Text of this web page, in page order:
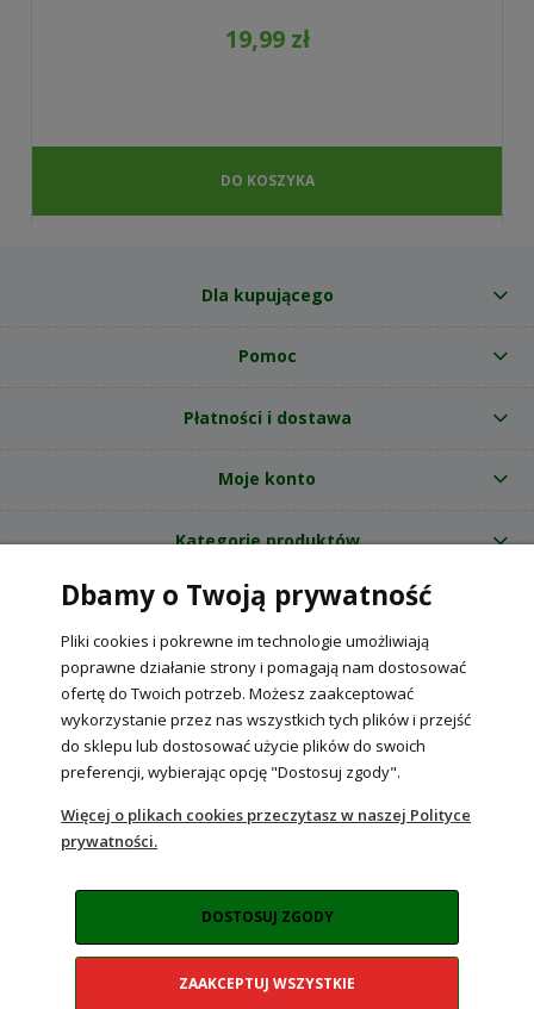
19,99 zł
DO KOSZYKA
Dla kupującego
Pomoc
Płatności i dostawa
Moje konto
Kategorie produktów
O nas
Internetowy sklep ogrodniczy z nasionami RajOgrodnika.pl
NIP: 6090037061, REGON: 260240470 | Czarnca, ul. Tęczowa 31, 29-100
Włoszczowa
POKAŻ PEŁNĄ WERSJĘ STRONY
Sklep internetowy Shoper Premium
Dbamy o Twoją prywatność
Pliki cookies i pokrewne im technologie umożliwiają
poprawne działanie strony i pomagają nam dostosować
ofertę do Twoich potrzeb. Możesz zaakceptować
wykorzystanie przez nas wszystkich tych plików i przejść
do sklepu lub dostosować użycie plików do swoich
preferencji, wybierając opcję "Dostosuj zgody".
Więcej o plikach cookies przeczytasz w naszej Polityce
prywatności.
DOSTOSUJ ZGODY
ZAAKCEPTUJ WSZYSTKIE